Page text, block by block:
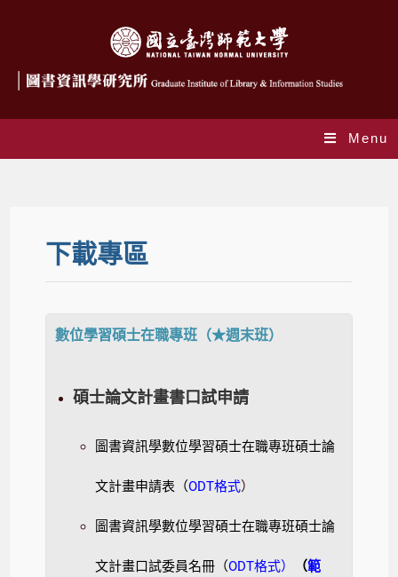
Menu
下載專區
數位學習碩士在職專班（★週末班）
碩士論文計畫書口試申請
圖書資訊學數位學習碩士在職專班碩士論
文計畫申請表（ODT格式）
圖書資訊學數位學習碩士在職專班碩士論
文計畫口試委員名冊（ODT格式） （範